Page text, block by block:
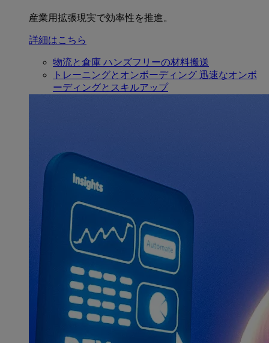
産業用拡張現実で効率性を推進。
詳細はこちら
物流と倉庫 ハンズフリーの材料搬送
トレーニングとオンボーディング 迅速なオンボ
ーディングとスキルアップ